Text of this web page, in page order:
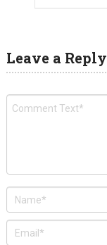
Leave a Reply